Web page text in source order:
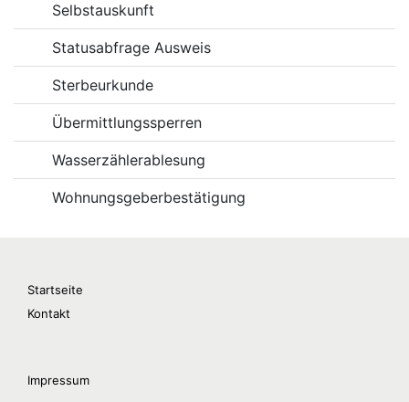
Selbstauskunft
Statusabfrage Ausweis
Sterbeurkunde
Übermittlungssperren
Wasserzählerablesung
Wohnungsgeberbestätigung
Startseite
Kontakt
Impressum